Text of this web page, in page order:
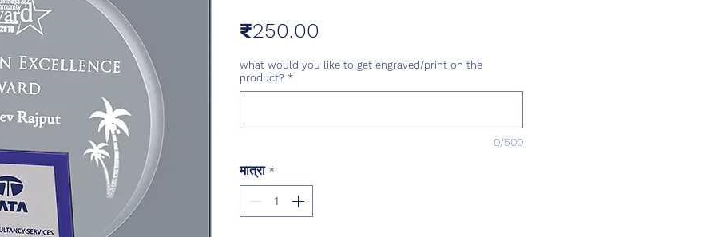
₹250.00
what would you like to get engraved/print on the
product? *
0/500
मात्रा *